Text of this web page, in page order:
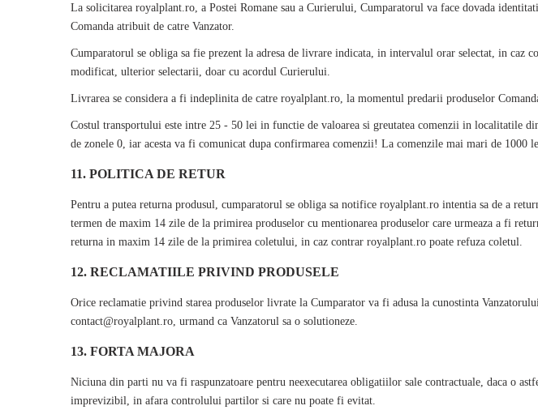
La solicitarea royalplant .ro, a Postei Romane sau a Curierului, Cumparatorul va face dovada
Comanda atribuit de catre Vanzator.
Cumparatorul se obliga sa fie prezent la adresa de livrare indicata, in intervalul orar selectat, in
modificat, ulterior selectarii, doar cu acordul Curierului.
Livrarea se considera a fi indeplinita de catre royalplant .ro, la momentul predarii produselor
Costul transportului este intre 25 - 50 lei in functie de valoarea si greutatea comenzii in localitatile
de zonele 0, iar acesta va fi comunicat dupa confirmarea comenzii! La comenzile mai mari de 1000
11. POLITICA DE RETUR
Pentru a putea returna produsul, cumparatorul se obliga sa notifice royalplant .ro intentia sa de a
termen de maxim 14 zile de la primirea produselor cu mentionarea produselor care urmeaza a fi
returna in maxim 14 zile de la primirea coletului, in caz contrar royalplant .ro poate refuza coletul.
12. RECLAMATIILE PRIVIND PRODUSELE
Orice reclamatie privind starea produselor livrate la Cumparator va fi adusa la cunostinta
contact@royalplant .ro, urmand ca Vanzatorul sa o solutioneze.
13. FORTA MAJORA
Niciuna din parti nu va fi raspunzatoare pentru neexecutarea obligatiilor sale contractuale, daca o
imprevizibil, in afara controlului partilor si care nu poate fi evitat.